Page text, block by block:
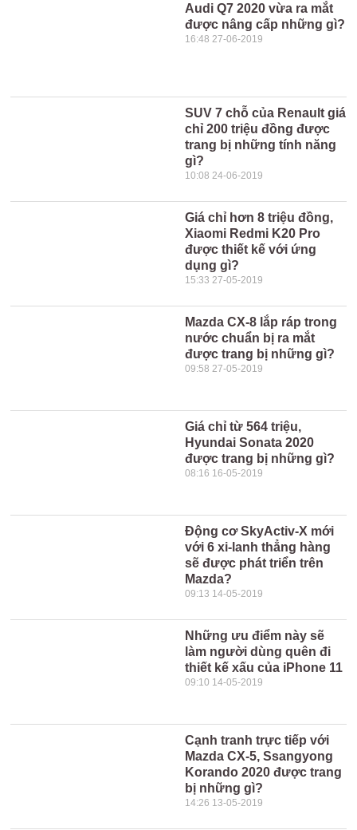
Audi Q7 2020 vừa ra mắt
được nâng cấp những gì?
16:48 27-06-2019
SUV 7 chỗ của Renault giá
chỉ 200 triệu đồng được
trang bị những tính năng
gì?
10:08 24-06-2019
Giá chỉ hơn 8 triệu đồng,
Xiaomi Redmi K20 Pro
được thiết kế với ứng
dụng gì?
15:33 27-05-2019
Mazda CX-8 lắp ráp trong
nước chuẩn bị ra mắt
được trang bị những gì?
09:58 27-05-2019
Giá chỉ từ 564 triệu,
Hyundai Sonata 2020
được trang bị những gì?
08:16 16-05-2019
Động cơ SkyActiv-X mới
với 6 xi-lanh thẳng hàng
sẽ được phát triển trên
Mazda?
09:13 14-05-2019
Những ưu điểm này sẽ
làm người dùng quên đi
thiết kế xấu của iPhone 11
09:10 14-05-2019
Cạnh tranh trực tiếp với
Mazda CX-5, Ssangyong
Korando 2020 được trang
bị những gì?
14:26 13-05-2019